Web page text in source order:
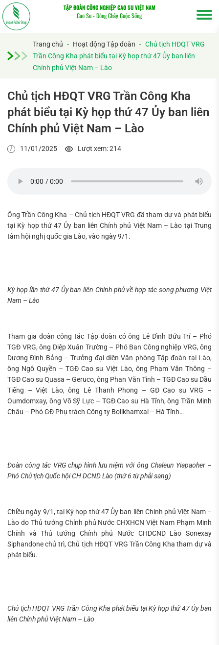
TẬP ĐOÀN CÔNG NGHIỆP CAO SU VIỆT NAM
Cao Su - Dòng Chảy Cuộc Sống
Trang chủ - Hoạt động Tập đoàn - Chủ tịch HĐQT VRG
Trần Công Kha phát biểu tại Kỳ họp thứ 47 Ủy ban liên
Chính phủ Việt Nam – Lào
Chủ tịch HĐQT VRG Trần Công Kha
phát biểu tại Kỳ họp thứ 47 Ủy ban liên
Chính phủ Việt Nam – Lào
11/01/2025 Lượt xem: 214
Ông Trần Công Kha – Chủ tịch HĐQT VRG đã tham dự và phát biểu
tại Kỳ họp thứ 47 Ủy ban liên Chính phủ Việt Nam – Lào tại Trung
tâm hội nghị quốc gia Lào, vào ngày 9/1.
Kỳ họp lần thứ 47 Ủy ban liên Chính phủ về hợp tác song phương Việt
Nam – Lào
Tham gia đoàn công tác Tập đoàn có ông Lê Đình Bửu Trí – Phó
TGĐ VRG, ông Diệp Xuân Trường – Phó Ban Công nghiệp VRG, ông
Dương Đình Bảng – Trưởng đại diện Văn phòng Tập đoàn tại Lào,
ông Ngô Quyền – TGĐ Cao su Việt Lào, ông Phạm Văn Thông –
TGĐ Cao su Quasa – Geruco, ông Phan Văn Tình – TGĐ Cao su Dầu
Tiếng – Việt Lào, ông Lê Thanh Phong – GĐ Cao su VRG –
Oumdomxay, ông Võ Sỹ Lực – TGĐ Cao su Hà Tĩnh, ông Trần Minh
Châu – Phó GĐ Phụ trách Công ty Bolikhamxai – Hà Tĩnh…
Đoàn công tác VRG chụp hình lưu niệm với ông Chaleun Yiapaoher –
Phó Chủ tịch Quốc hội CH DCND Lào (thứ 6 từ phải sang)
Chiều ngày 9/1, tại Kỳ họp thứ 47 Ủy ban liên Chính phủ Việt Nam –
Lào do Thủ tướng Chính phủ Nước CHXHCN Việt Nam Phạm Minh
Chính và Thủ tướng Chính phủ Nước CHDCND Lào Sonexay
Siphandone chủ trì, Chủ tịch HĐQT VRG Trần Công Kha tham dự và
phát biểu.
Chủ tịch HĐQT VRG Trần Công Kha phát biểu tại Kỳ họp thứ 47 Ủy ban
liên Chính phủ Việt Nam – Lào